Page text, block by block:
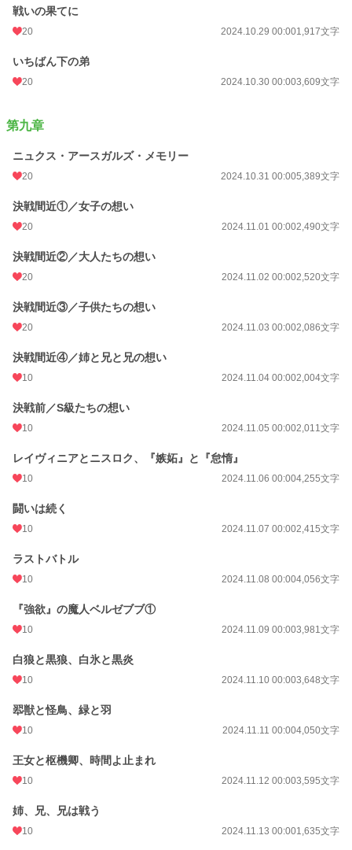
戦いの果てに
20 2024.10.29 00:001,917文字
いちばん下の弟
20 2024.10.30 00:003,609文字
第九章
ニュクス・アースガルズ・メモリー
20 2024.10.31 00:005,389文字
決戦間近①／女子の想い
20 2024.11.01 00:002,490文字
決戦間近②／大人たちの想い
20 2024.11.02 00:002,520文字
決戦間近③／子供たちの想い
20 2024.11.03 00:002,086文字
決戦間近④／姉と兄と兄の想い
10 2024.11.04 00:002,004文字
決戦前／S級たちの想い
10 2024.11.05 00:002,011文字
レイヴィニアとニスロク、『嫉妬』と『怠惰』
10 2024.11.06 00:004,255文字
闘いは続く
10 2024.11.07 00:002,415文字
ラストバトル
10 2024.11.08 00:004,056文字
『強欲』の魔人ベルゼブブ①
10 2024.11.09 00:003,981文字
白狼と黒狼、白氷と黒炎
10 2024.11.10 00:003,648文字
翆獣と怪鳥、緑と羽
10 2024.11.11 00:004,050文字
王女と枢機卿、時間よ止まれ
10 2024.11.12 00:003,595文字
姉、兄、兄は戦う
10 2024.11.13 00:001,635文字